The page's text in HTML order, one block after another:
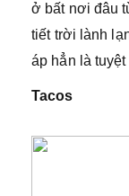
ở bất nơi đâu
tiết trời lành
áp hẳn là
Tacos